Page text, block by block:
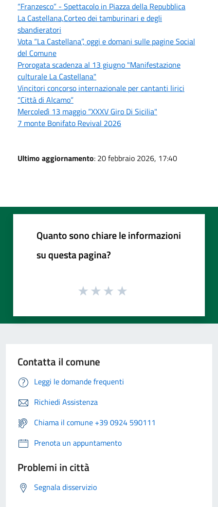
“Franzesco” - Spettacolo in Piazza della Repubblica
La Castellana,Corteo dei tamburinari e degli
sbandieratori
Vota “La Castellana”, oggi e domani sulle pagine Social
del Comune
Prorogata scadenza al 13 giugno "Manifestazione
culturale La Castellana"
Vincitori concorso internazionale per cantanti lirici
“Città di Alcamo”
Mercoledì 13 maggio “XXXV Giro Di Sicilia"
7 monte Bonifato Revival 2026
Ultimo aggiornamento: 20 febbraio 2026, 17:40
Quanto sono chiare le informazioni
su questa pagina?
Contatta il comune
Leggi le domande frequenti
Richiedi Assistenza
Chiama il comune +39 0924 590111
Prenota un appuntamento
Problemi in città
Segnala disservizio